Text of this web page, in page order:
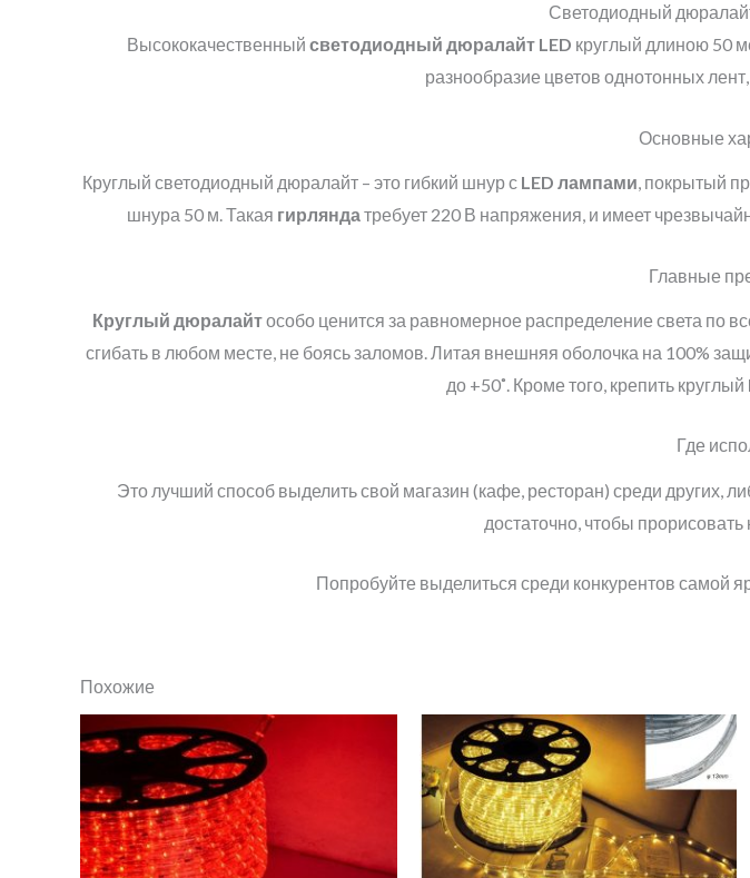
Светодиодный
Высококачественный светодиодный дюралайт LED круглый длиною 50
разнообразие цветов однотонных
Основные
Круглый светодиодный дюралайт – это гибкий шнур с LED лампами, покрытый
шнура 50 м. Такая гирляндатребует 220 В напряжения, и имеет
Главные
Круглый дюралайтособо ценится за равномерное распределение света по
сгибать в любом месте, не боясь заломов. Литая внешняя оболочка на 100%
до +50˚. Кроме того, крепить круглый
Где
Это лучший способ выделить свой магазин (кафе, ресторан) среди других,
достаточно, чтобы
Попробуйте выделиться среди конкурентов самой
Похожие